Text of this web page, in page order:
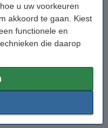
u uw voorkeuren
akkoord te gaan. Kiest
functionele en
die daarop
Gel